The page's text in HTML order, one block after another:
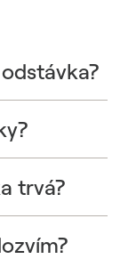
trvá?